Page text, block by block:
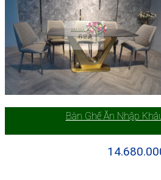
Bàn Ghế Ăn Nhập